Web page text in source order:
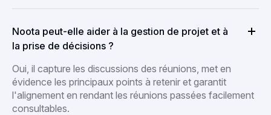
Noota peut-elle aider à la gestion de projet et à
la prise de décisions ?
Oui, il capture les discussions des réunions, met en
évidence les principaux points à retenir et garantit
l'alignement en rendant les réunions passées facilement
consultables.